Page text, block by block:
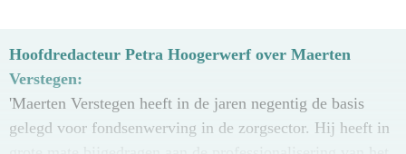
Hoofdredacteur Petra Hoogerwerf over Maerten
Verstegen:
'Maerten Verstegen heeft in de jaren negentig de basis
gelegd voor fondsenwerving in de zorgsector. Hij heeft in